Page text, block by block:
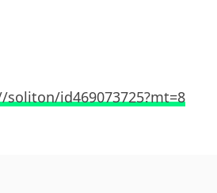
soliton/id469073725?mt=8